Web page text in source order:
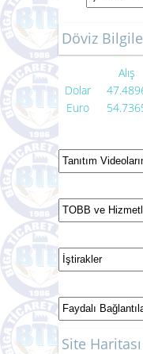
Döviz
Alış
Dolar
Euro
Site Haritası